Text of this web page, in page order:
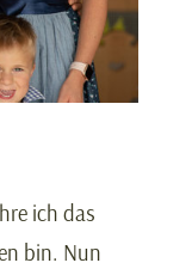
ich das
bin. Nun